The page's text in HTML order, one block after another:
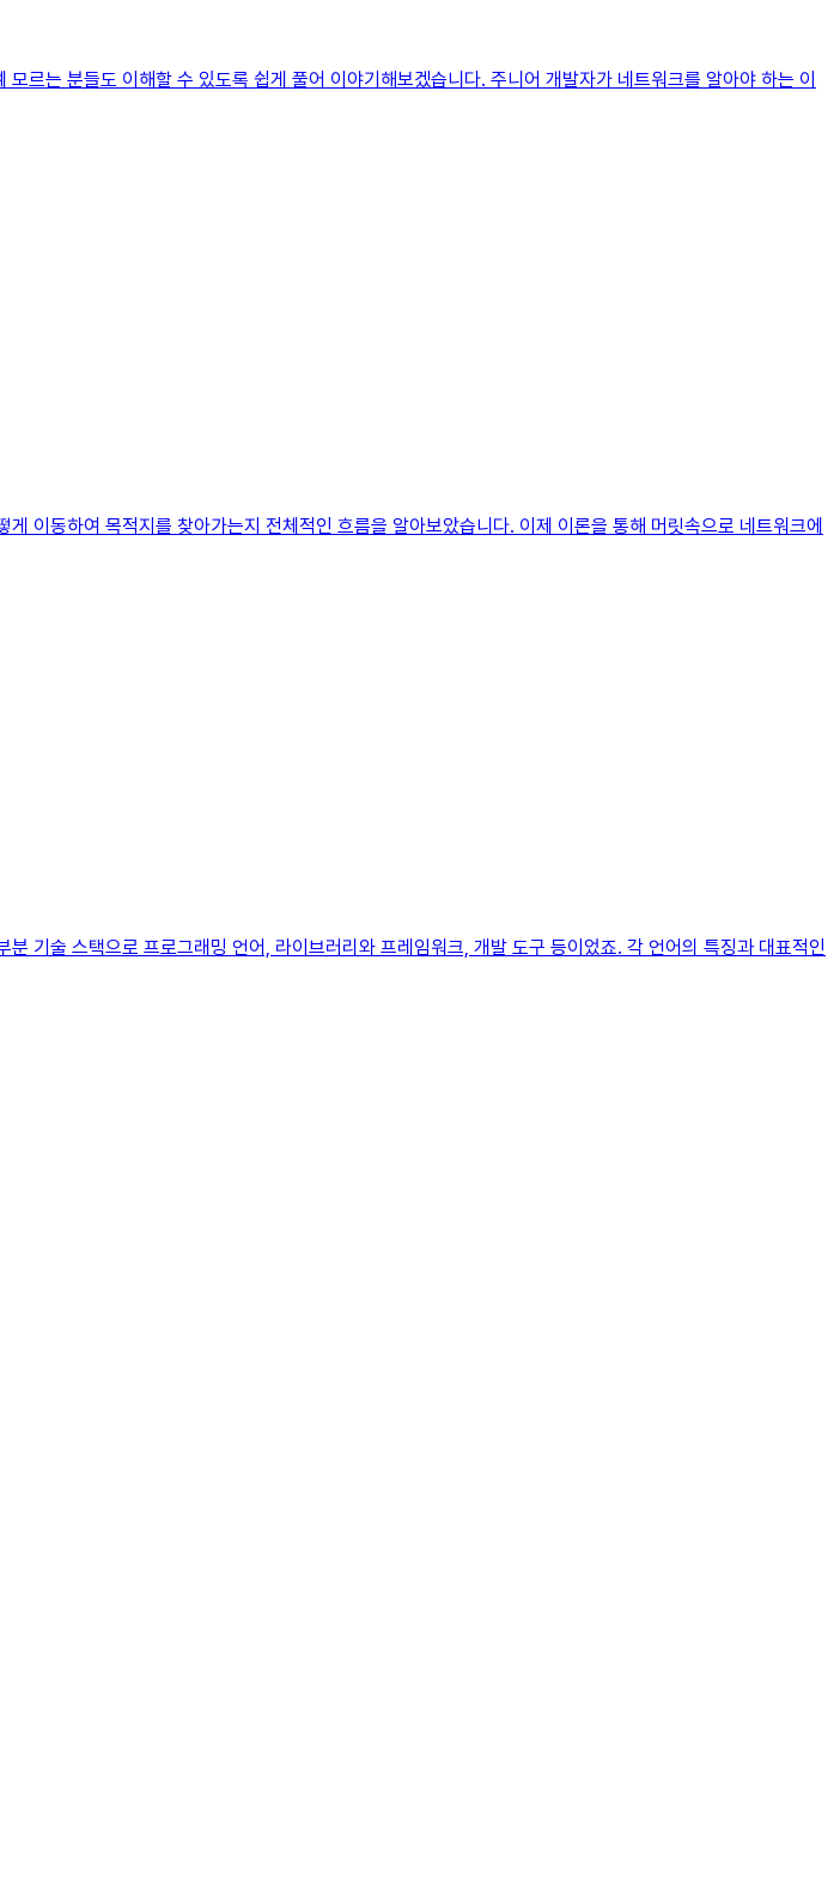
르는 분들도 이해할 수 있도록 쉽게 풀어 이야기해보겠습니다. 주니어 개발자가 네트워크를 알아야 하는 이
이동하여 목적지를 찾아가는지 전체적인 흐름을 알아보았습니다. 이제 이론을 통해 머릿속으로 네트워크에
기술 스택으로 프로그래밍 언어, 라이브러리와 프레임워크, 개발 도구 등이었죠. 각 언어의 특징과 대표적인